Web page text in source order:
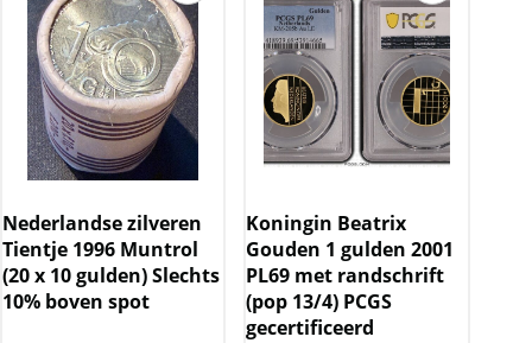
Nederlandse zilveren
Tientje 1996 Muntrol
(20 x 10 gulden) Slechts
10% boven spot
Koningin Beatrix
Gouden 1 gulden 2001
PL69 met randschrift
(pop 13/4) PCGS
gecertificeerd